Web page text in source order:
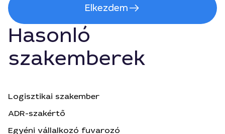
Elkezdem
Hasonló
szakemberek
Logisztikai szakember
ADR-szakértő
Egyéni vállalkozó fuvarozó